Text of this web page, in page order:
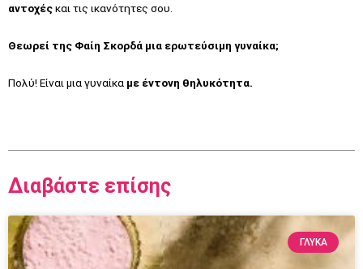
αντοχέςκαι τις ικανότητες σου.
Θεωρεί της Φαίη Σκορδά μια ερωτεύσιμη γυναίκα;
Πολύ! Είναι μια γυναίκα με έντονη θηλυκότητα.
Διαβάστε επίσης
ΓΛΥΚΆ